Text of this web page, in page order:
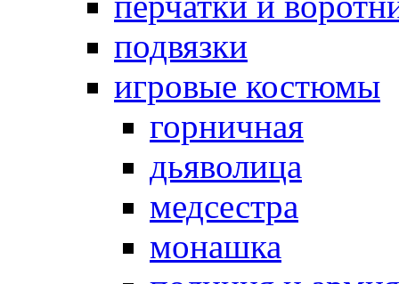
подвязки
игровые костюмы
горничная
дьяволица
медсестра
монашка